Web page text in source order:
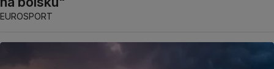
EUROSPORT